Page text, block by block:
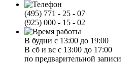
(495) 771 - 25 - 07
(925) 000 - 15 - 02
В будни с 13:00 до 19:00
В сб и вс с 13:00 до 17:00
по предварительной записи